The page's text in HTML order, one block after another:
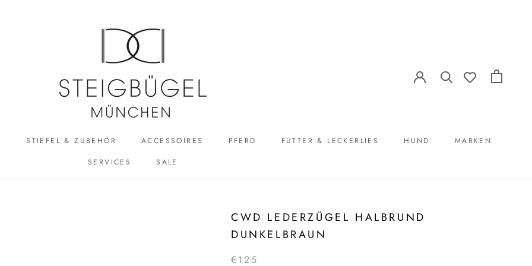
STIEFEL & ZUBEHÖR ACCESSOIRES PFERD FUTTER & LECKERLIES HUND MARKEN
SERVICES
SALE
CWD LEDERZÜGEL HALBRUND
DUNKELBRAUN
€125